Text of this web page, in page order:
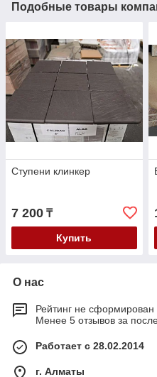
Подобные товары
Ступени клинкер
7 200 ₸
Купить
О нас
Рейтинг не сформирован
Менее 5 отзывов за
Работает с 28.02.2014
г. Алматы